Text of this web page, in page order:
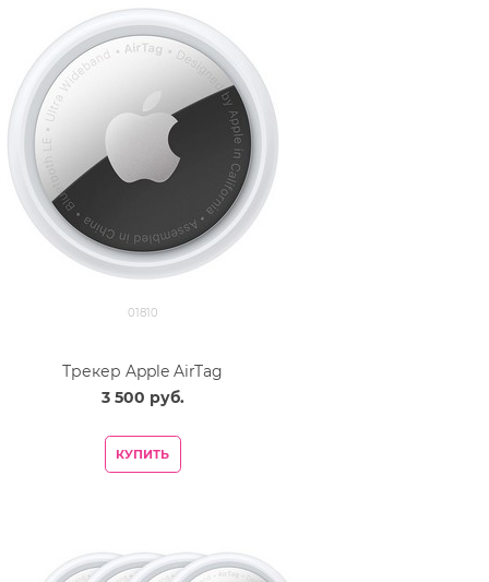
01810
Трекер Apple AirTag
3 500 руб.
КУПИТЬ